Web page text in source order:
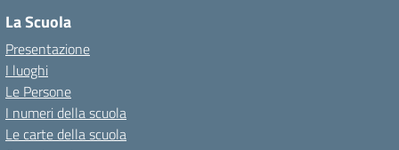
La Scuola
Presentazione
I luoghi
Le Persone
I numeri della scuola
Le carte della scuola